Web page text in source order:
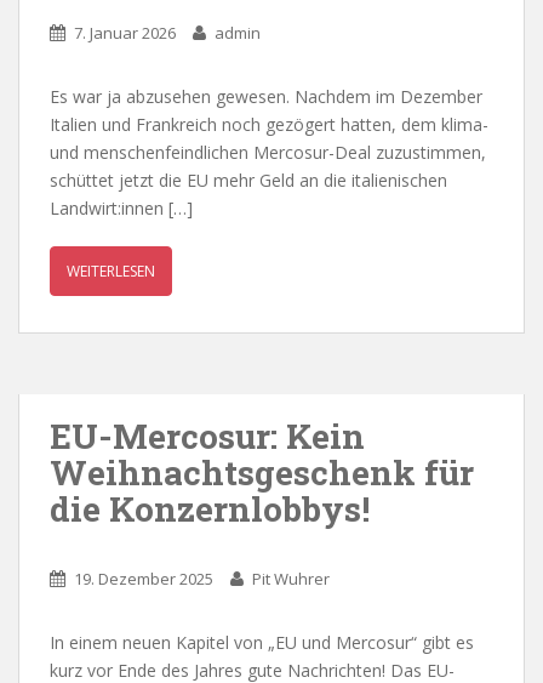
7. Januar 2026 admin
Es war ja abzusehen gewesen. Nachdem im Dezember
Italien und Frankreich noch gezögert hatten, dem klima-
und menschenfeindlichen Mercosur-Deal zuzustimmen,
schüttet jetzt die EU mehr Geld an die italienischen
Landwirt:innen […]
WEITERLESEN
EU-Mercosur: Kein
Weihnachtsgeschenk für
die Konzernlobbys!
19. Dezember 2025 Pit Wuhrer
In einem neuen Kapitel von „EU und Mercosur“ gibt es
kurz vor Ende des Jahres gute Nachrichten! Das EU-